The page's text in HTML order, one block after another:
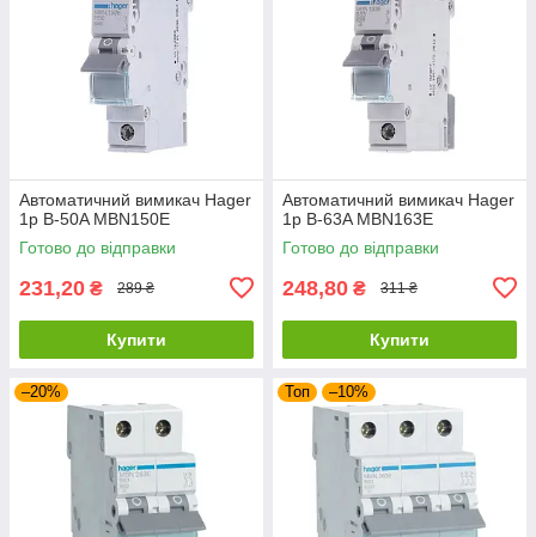
Автоматичний вимикач Hager
1p B-50A MBN150E
Готово до відправки
231,20 ₴ 289 ₴
Купити
Автоматичний вимикач Hager
1p B-63A MBN163E
Готово до відправки
248,80 ₴ 311 ₴
Купити
–20% Топ –10%